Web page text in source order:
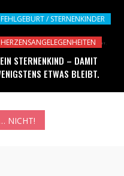
FEHLGEBURT / STERNENKINDER
HERZENSANGELEGENHEITEN
STERNENKIND – DAMIT
ETWAS BLEIBT.
NICHT!